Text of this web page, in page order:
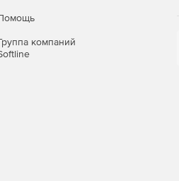
компаний